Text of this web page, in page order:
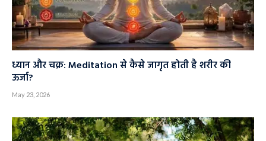
ध्यान और चक्र: Meditation से कैसे जागृत होती है शरीर की
ऊर्जा?
May 23, 2026